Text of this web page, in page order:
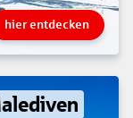
hier entdecken